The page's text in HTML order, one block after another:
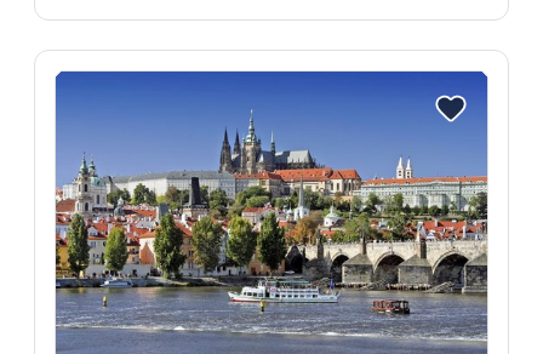
Reise auf